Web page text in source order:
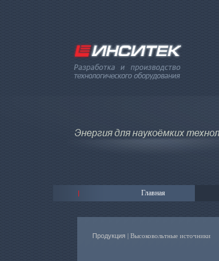
Главная
Продукция | Высоковольтные источники